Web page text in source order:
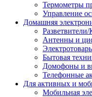
Термометры
Управление
Домашняя
Антенны и
Бытовая
Домофоны и
Телефонные
Для активных и
Мобильная